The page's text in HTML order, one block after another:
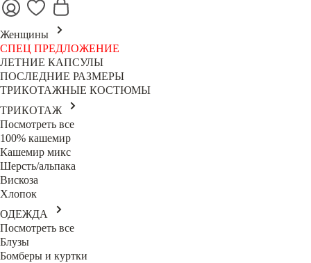
Женщины
СПЕЦ ПРЕДЛОЖЕНИЕ
ЛЕТНИЕ КАПСУЛЫ
ПОСЛЕДНИЕ РАЗМЕРЫ
ТРИКОТАЖНЫЕ КОСТЮМЫ
ТРИКОТАЖ
Посмотреть все
100% кашемир
Кашемир микс
Шерсть/альпака
Вискоза
Хлопок
ОДЕЖДА
Посмотреть все
Блузы
Бомберы и куртки